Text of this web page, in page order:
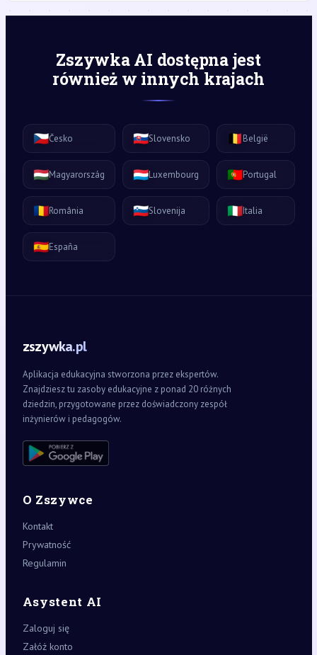
Zszywka AI dostępna jest
również w innych krajach
🇨🇿Česko 🇸🇰Slovensko 🇧🇪België
🇭🇺Magyarország 🇱🇺Luxembourg 🇵🇹Portugal
🇷🇴România 🇸🇮Slovenija 🇮🇹Italia
🇪🇸España
zszywka.pl
Aplikacja edukacyjna stworzona przez ekspertów.
Znajdziesz tu zasoby edukacyjne z ponad 20 różnych
dziedzin, przygotowane przez doświadczony zespół
inżynierów i pedagogów.
O Zszywce
Kontakt
Prywatność
Regulamin
Asystent AI
Zaloguj się
Załóż konto